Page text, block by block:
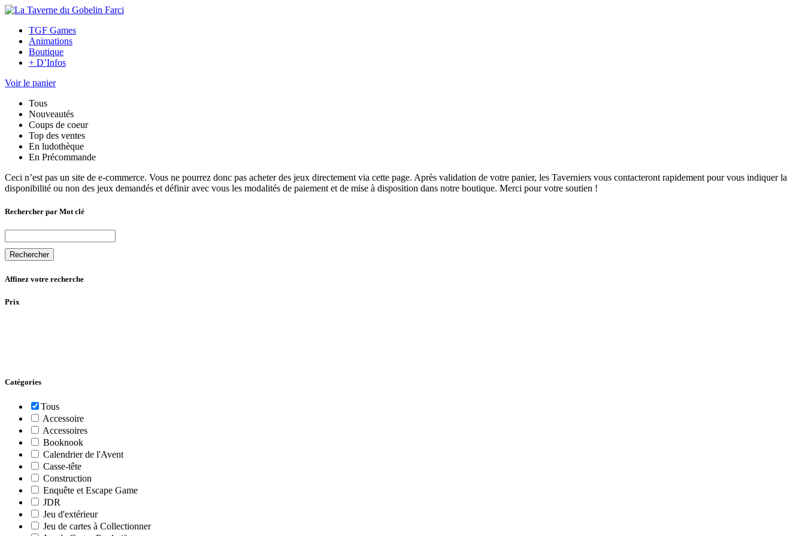
TGF Games
Animations
Boutique
+ D’Infos
Voir le panier
Tous
Nouveautés
Coups de coeur
Top des ventes
En ludothèque
En Précommande
Ceci n’est pas un site de e-commerce. Vous ne pourrez donc pas acheter des jeux directement via cette page. Après validation de votre panier, les Taverniers vous contacteront rapidement pour vous indiquer la
disponibilité ou non des jeux demandés et définir avec vous les modalités de paiement et de mise à disposition dans notre boutique. Merci pour votre soutien !
Rechercher par Mot clé
Rechercher
Affinez votre recherche
Prix
Catégories
Tous
Accessoire
Accessoires
Booknook
Calendrier de l'Avent
Casse-tête
Construction
Enquête et Escape Game
JDR
Jeu d'extérieur
Jeu de cartes à Collectionner